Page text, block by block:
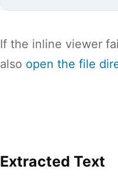
If the inline viewer
also open the file
Extracted Text